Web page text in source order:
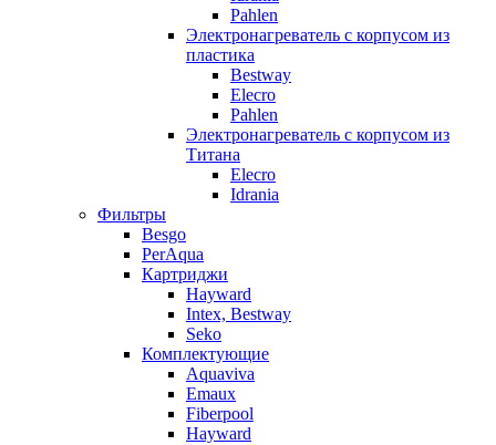
Pahlen
Электронагреватель с корпусом из
пластика
Bestway
Elecro
Pahlen
Электронагреватель с корпусом из
Титана
Elecro
Idrania
Фильтры
Besgo
PerAqua
Картриджи
Hayward
Intex, Bestway
Seko
Комплектующие
Aquaviva
Emaux
Fiberpool
Hayward